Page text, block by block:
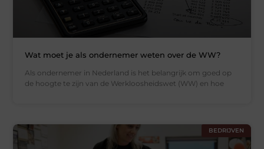
Wat moet je als ondernemer weten over de WW?
Als ondernemer in Nederland is het belangrijk om goed op
de hoogte te zijn van de Werkloosheidswet (WW) en hoe
BEDRIJVEN